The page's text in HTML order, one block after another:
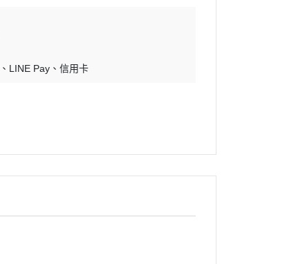
LINE Pay 信用卡